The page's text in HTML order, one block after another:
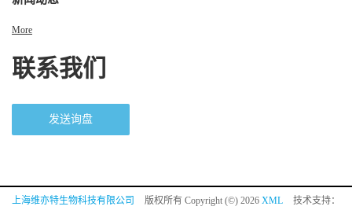
More
联系我们
发送询盘
上海维亦特生物科技有限公司 版权所有 Copyright (©) 2026 XML 技术支持：